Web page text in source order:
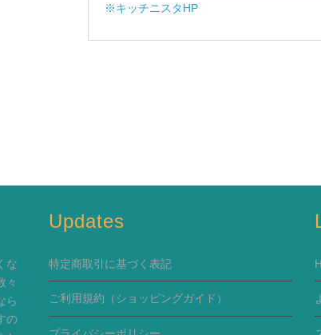
※キッチニスタHP
な
々
ら
の
Updates
特定商取引に基づく表記
ご利用規約 （ショッピングガイド）